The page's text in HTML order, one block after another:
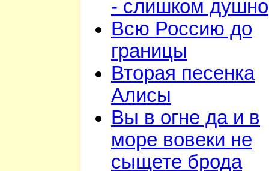
- слишком душно
Всю Россию до
границы
Вторая песенка
Алисы
Вы в огне да и в
море вовеки не
сыщете брода